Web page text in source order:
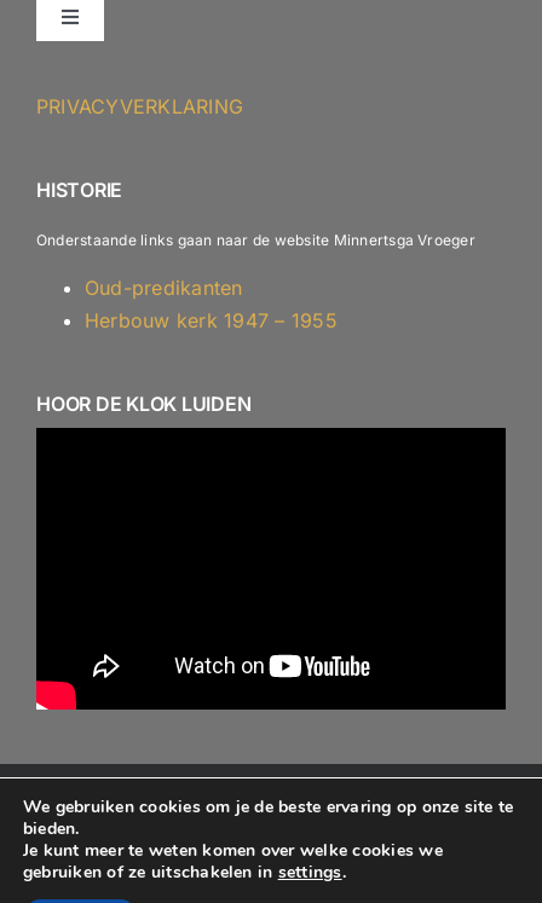
Toggle
PRIVACYVERKLARING
HISTORIE
Onderstaande links gaan naar de website Minnertsga Vroeger
Oud-predikanten
Herbouw kerk 1947 – 1955
HOOR DE KLOK LUIDEN
© Copyright 2024 - 2026 - Alle rechten behouden aan
de ontwerper/beheerder Protestantse gemeente
Minnertsga
We gebruiken cookies om je de beste ervaring op onze site te
bieden.
Je kunt meer te weten komen over welke cookies we
gebruiken of ze uitschakelen in settings.